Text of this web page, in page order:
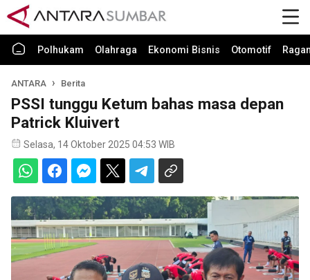
Polhukam Olahraga Ekonomi Bisnis Otomotif
ANTARA Berita
PSSI tunggu Ketum bahas masa depan
Patrick Kluivert
Selasa, 14 Oktober 2025 04:53 WIB